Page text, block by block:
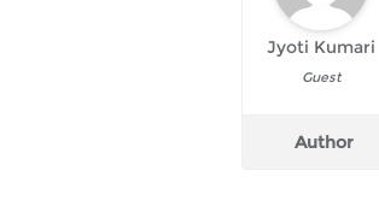
Jyoti Kumari
Guest
Author